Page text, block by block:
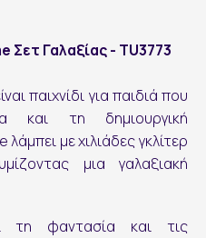
Σετ Γαλαξίας - TU3773
παιχνίδι για παιδιά που
και τη δημιουργική
με χιλιάδες γκλίτερ
μια γαλαξιακή
τη φαντασία και τις